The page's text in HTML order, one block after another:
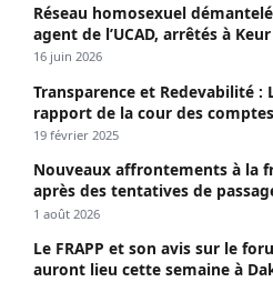
Réseau homosexuel
agent de l’UCAD, arrêtés à
propagé le VIH depuis 2018
16 juin 2026
Transparence et Redevabilité :
rapport de la cour des comptes
19 février 2025
Nouveaux affrontements à la
après des tentatives de
1 août 2026
Le FRAPP et son avis sur le
auront lieu cette semaine à